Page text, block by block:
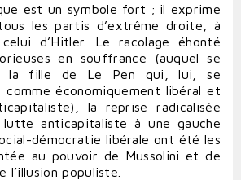
est un symbole fort ; il exprime
les partis d’extrême droite, à
d’Hitler. Le racolage éhonté
en souffrance (auquel se
la fille de Le Pen qui, lui, se
économiquement libéral et
la reprise radicalisée
anticapitaliste à une gauche
démocratie libérale ont été les
au pouvoir de Mussolini et de
l’illusion populiste.